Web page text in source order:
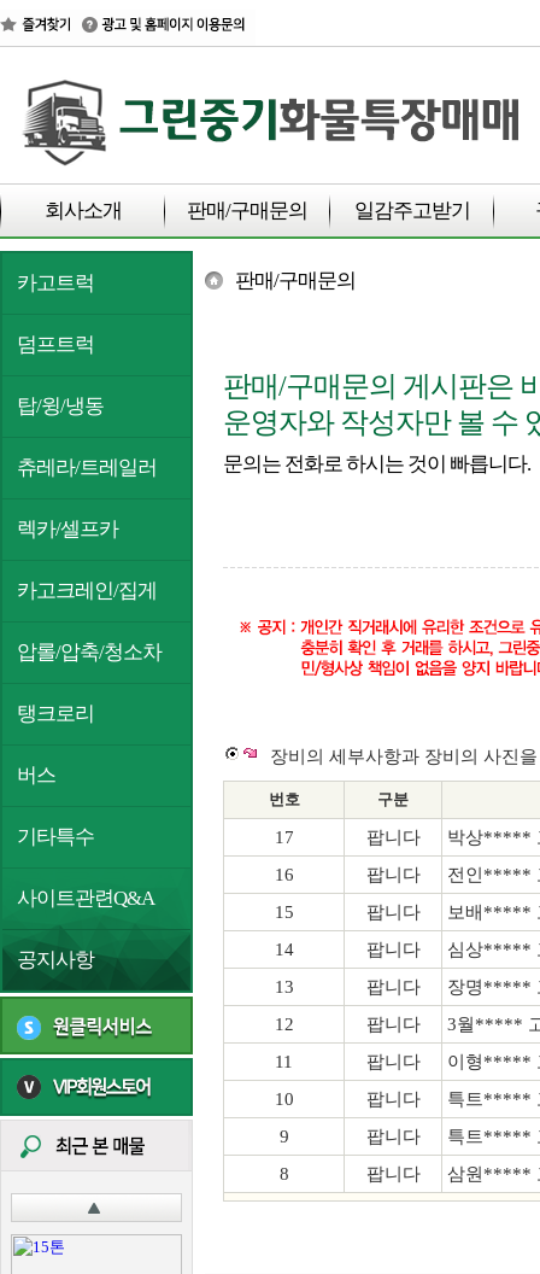
회사소개 판매/구매문의 일감주고받기
카고트럭
덤프트럭
탑/윙/냉동
츄레라/트레일러
렉카/셀프카
카고크레인/집게
압롤/압축/청소차
탱크로리
버스
기타특수
사이트관련Q&A
공지사항
판매/구매문의
판매/구매문의 게시판은
운영자와 작성자만 볼 수
문의는 전화로 하시는 것이 빠릅니다.
장비의 세부사항과 장비의 사진
번호 구분
17 팝니다
박상*****
16
팝니다
전인*****
15
팝니다
보배*****
14
팝니다
심상*****
13
팝니다
장명*****
12
팝니다
3월*****
11
팝니다
이형*****
10
팝니다
특트*****
9
팝니다
특트*****
8
팝니다 삼원*****